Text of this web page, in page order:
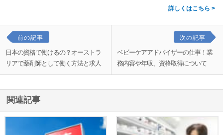
詳しくはこちら
前の記事
日本の資格で働けるの？オーストラ
リアで薬剤師として働く方法と求人
次の記事
ベビーケアアドバイザーの仕事！業
務内容や年収、資格取得について
関連記事